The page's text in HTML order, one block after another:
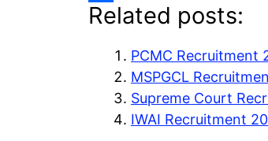
e
a
o
S
Related posts:
PCMC Recruitment
MSPGCL
Supreme Court
IWAI Recruitment